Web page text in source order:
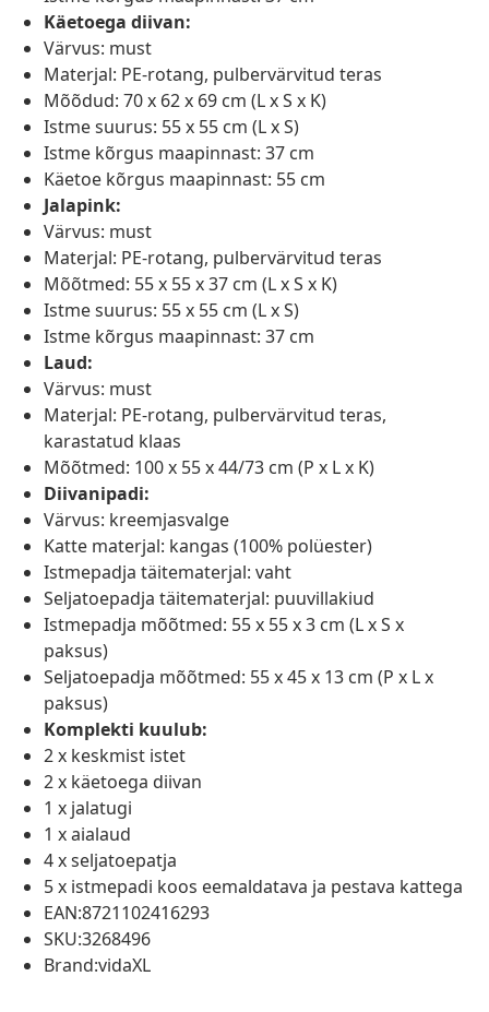
Käetoega diivan:
Värvus: must
Materjal: PE-rotang, pulbervärvitud teras
Mõõdud: 70 x 62 x 69 cm (L x S x K)
Istme suurus: 55 x 55 cm (L x S)
Istme kõrgus maapinnast: 37 cm
Käetoe kõrgus maapinnast: 55 cm
Jalapink:
Värvus: must
Materjal: PE-rotang, pulbervärvitud teras
Mõõtmed: 55 x 55 x 37 cm (L x S x K)
Istme suurus: 55 x 55 cm (L x S)
Istme kõrgus maapinnast: 37 cm
Laud:
Värvus: must
Materjal: PE-rotang, pulbervärvitud teras,
karastatud klaas
Mõõtmed: 100 x 55 x 44/73 cm (P x L x K)
Diivanipadi:
Värvus: kreemjasvalge
Katte materjal: kangas (100% polüester)
Istmepadja täitematerjal: vaht
Seljatoepadja täitematerjal: puuvillakiud
Istmepadja mõõtmed: 55 x 55 x 3 cm (L x S x
paksus)
Seljatoepadja mõõtmed: 55 x 45 x 13 cm (P x L x
paksus)
Komplekti kuulub:
2 x keskmist istet
2 x käetoega diivan
1 x jalatugi
1 x aialaud
4 x seljatoepatja
5 x istmepadi koos eemaldatava ja pestava kattega
EAN:8721102416293
SKU:3268496
Brand:vidaXL